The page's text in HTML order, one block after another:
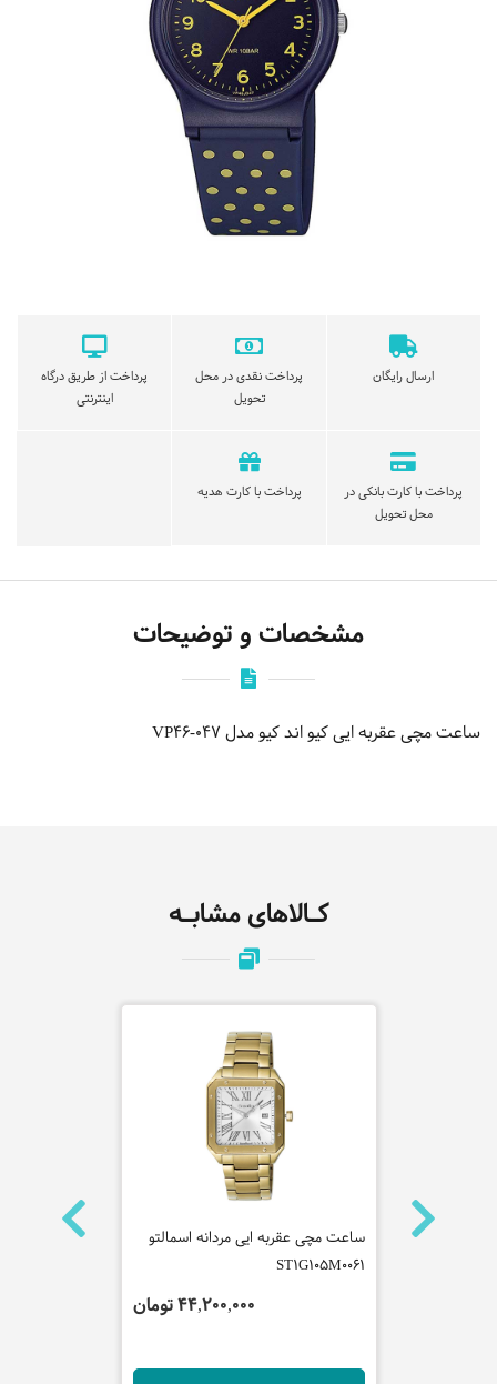
ارسال رایگان
پرداخت نقدی در محل
تحویل
پرداخت از طریق درگاه
اینترنتی
پرداخت با کارت بانکی در
محل تحویل
پرداخت با کارت هدیه
مشخصات و توضیحات
ساعت مچی عقربه ایی کیو اند کیو مدل VP46-047
کـالاهای مشابـه
ساعت مچی عقربه ایی مردانه اسمالتو
ST1G105M0061
44,200,000 تومان